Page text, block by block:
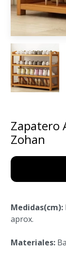
Zapatero
Zohan
Medidas(cm):
aprox.
Materiales: